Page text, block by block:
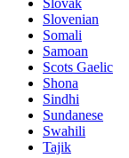
Slovenian
Somali
Samoan
Scots Gaelic
Shona
Sindhi
Sundanese
Swahili
Tajik